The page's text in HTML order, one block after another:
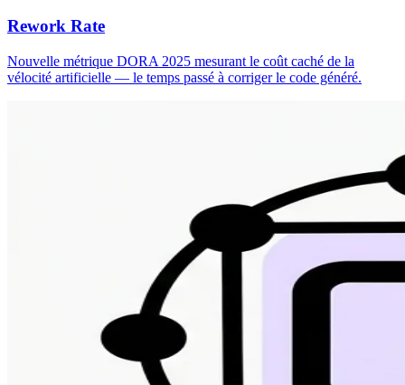
Rework Rate
Nouvelle métrique DORA 2025 mesurant le coût caché de la
vélocité artificielle — le temps passé à corriger le code généré.